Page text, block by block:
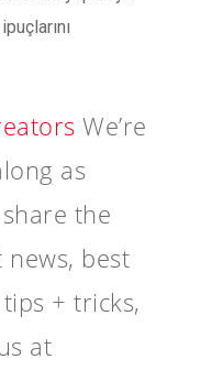
We’re
as
the
best
+ tricks,
at